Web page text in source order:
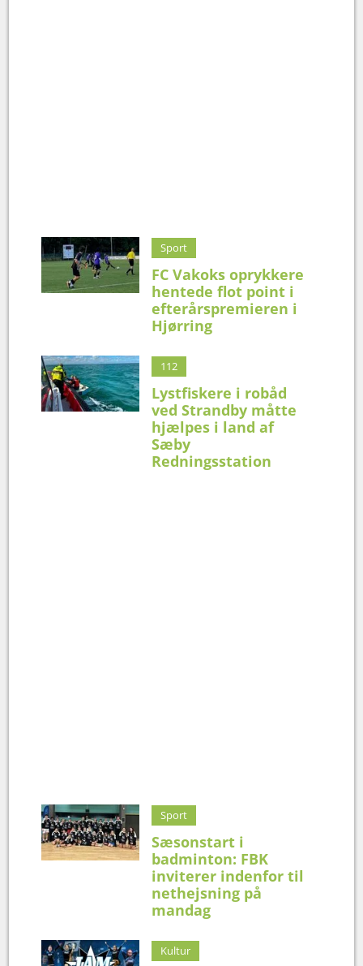
Sport
FC Vakoks oprykkere
hentede flot point i
efterårspremieren i
Hjørring
112
Lystfiskere i robåd
ved Strandby måtte
hjælpes i land af
Sæby
Redningsstation
Sport
Sæsonstart i
badminton: FBK
inviterer indenfor til
nethejsning på
mandag
Kultur